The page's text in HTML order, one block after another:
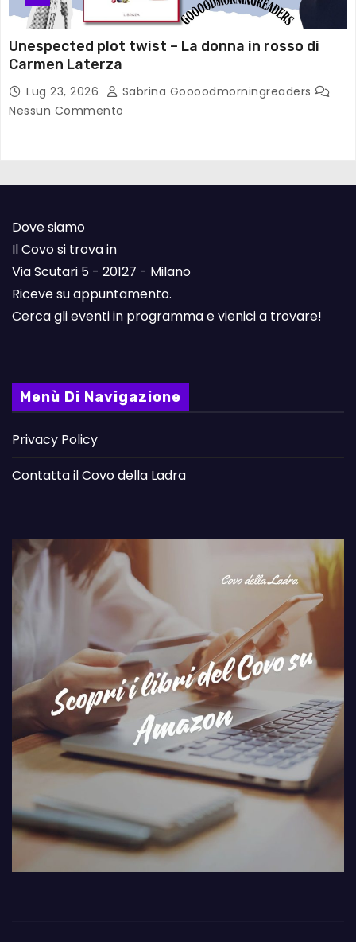
Unespected plot twist – La donna in rosso di
Carmen Laterza
Lug 23, 2026
Sabrina Goooodmorningreaders
Nessun Commento
Dove siamo
Il Covo si trova in
Via Scutari 5 - 20127 - Milano
Riceve su appuntamento.
Cerca gli eventi in programma e vienici a trovare!
Menù Di Navigazione
Privacy Policy
Contatta il Covo della Ladra